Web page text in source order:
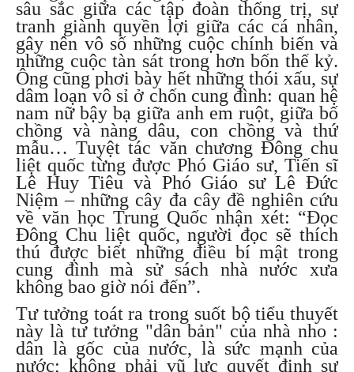
sâu sắc giữa các tập đoàn thống trị, sự
tranh giành quyền lợi giữa các cá nhân,
gây nên vô số những cuộc chính biến và
những cuộc tàn sát trong hơn bốn thế kỷ.
Ông cũng phơi bày hết những thói xấu, sự
dâm loạn vô sỉ ở chốn cung đình: quan hệ
nam nữ bậy bạ giữa anh em ruột, giữa bố
chồng và nàng dâu, con chồng và thứ
mẫu… Tuyệt tác văn chương Đông chu
liệt quốc từng được Phó Giáo sư, Tiến sĩ
Lê Huy Tiêu và Phó Giáo sư Lê Đức
Niệm – những cây đa cây đề nghiên cứu
về văn học Trung Quốc nhận xét: “Đọc
Đông Chu liệt quốc, người đọc sẽ thích
thú được biết những điều bí mật trong
cung đình mà sử sách nhà nước xưa
không bao giờ nói đến”.
Tư tưởng toát ra trong suốt bộ tiểu thuyết
này là tư tưởng "dân bản" của nhà nho :
dân là gốc của nước, là sức mạnh của
nước; không phải vũ lực quyết định sự